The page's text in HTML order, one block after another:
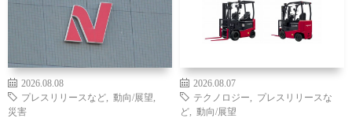
2026.08.08
プレスリリースなど
動向/展望
災害
2026.08.07
テクノロジー
プレスリリースな
ど
動向/展望